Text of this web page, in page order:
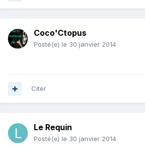
Coco'Ctopus
Posté(e) le 30 janvier 2014
Citer
Le Requin
Posté(e) le 30 janvier 2014